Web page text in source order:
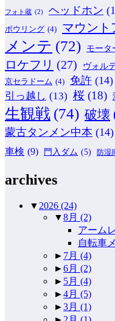
フォト蔵 (2) ヘッドホン
ボウリング (4) マウント
メンテ (72) モータ
ロケフリ (27) ヴォル
京セラドーム (4) 免許 (14)
引っ越し (13) 桜 (18)
生観戦 (74) 破壊
蒙古タンメン中本 (14)
車検 (9) 門入ダム (5) 防湿
archives
▼ 2026 (24)
▼8月 (2)
アーム
自転車
► 7月 (4)
►6月 (2)
► 5月 (4)
►4月 (5)
►3月 (1)